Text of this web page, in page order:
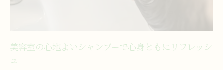
美容室シャンプーでダメージ改善が期待で
プロの美容室シャンプーが髪に与える保護
美容室の心地よいシャンプーで心身ともにリフレッシ
ュ